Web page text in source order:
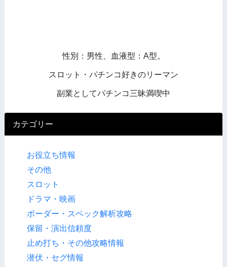
性別：男性、血液型：A型。
スロット・パチンコ好きのリーマン
副業としてパチンコ三昧満喫中
カテゴリー
お役立ち情報
その他
スロット
ドラマ・映画
ボーダー・スペック解析攻略
保留・演出信頼度
止め打ち・その他攻略情報
潜伏・セグ情報